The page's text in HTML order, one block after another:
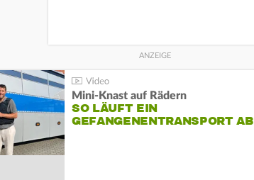
Mini-Knast auf Rädern
SO LÄUFT EIN
GEFANGENENTRANSPORT AB